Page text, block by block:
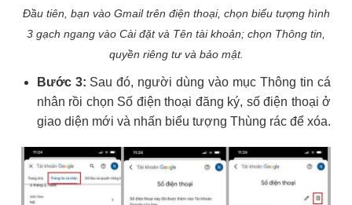
Đầu tiên, bạn vào Gmail trên điện thoại, chọn biểu tượng hình
3 gạch ngang vào Cài đặt và Tên tài khoản; chọn Thông tin,
quyền riêng tư và bảo mật.
Bước 3: Sau đó, người dùng vào mục Thông tin cá
nhân rồi chọn Số điện thoại đăng ký, số điện thoại ở
giao diện mới và nhấn biểu tượng Thùng rác để xóa.